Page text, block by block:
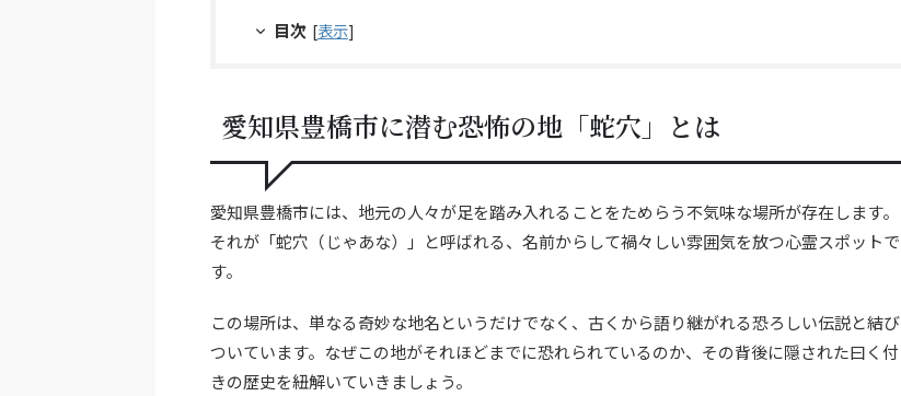
目次 [表示]
愛知県豊橋市に潜む恐怖の地「蛇穴」とは
愛知県豊橋市には、地元の人々が足を踏み入れることをためらう不気味な場所が存在します。
それが「蛇穴（じゃあな）」と呼ばれる、名前からして禍々しい雰囲気を放つ心霊スポットで
す。
この場所は、単なる奇妙な地名というだけでなく、古くから語り継がれる恐ろしい伝説と結び
ついています。なぜこの地がそれほどまでに恐れられているのか、その背後に隠された曰く付
きの歴史を紐解いていきましょう。